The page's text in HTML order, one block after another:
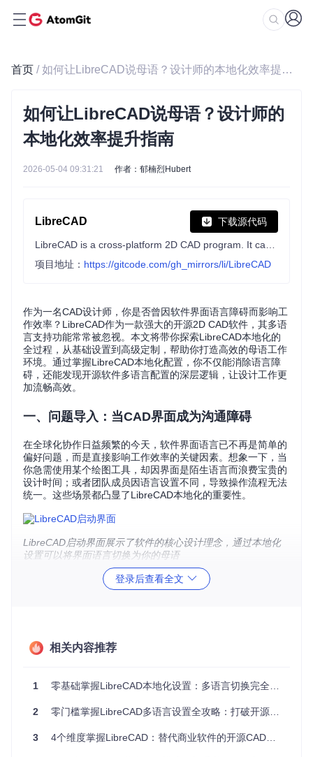
首页 / 如何让LibreCAD说母语？设计师的本地化效率提升指南
如何让LibreCAD说母语？设计师的
本地化效率提升指南
2026-05-04 09:31:21 作者：郁楠烈Hubert
LibreCAD 下载源代码
项目地址： https://gitcode.com/gh_mirrors/li/LibreCAD
作为一名CAD设计师，你是否曾因软件界面语言障碍而影响工
作效率？LibreCAD作为一款强大的开源2D CAD软件，其多语
言支持功能常常被忽视。本文将带你探索LibreCAD本地化的
全过程，从基础设置到高级定制，帮助你打造高效的母语工作
环境。通过掌握LibreCAD本地化配置，你不仅能消除语言障
碍，还能发现开源软件多语言配置的深层逻辑，让设计工作更
加流畅高效。
一、问题导入：当CAD界面成为沟通障碍
在全球化协作日益频繁的今天，软件界面语言已不再是简单的
偏好问题，而是直接影响工作效率的关键因素。想象一下，当
你急需使用某个绘图工具，却因界面是陌生语言而浪费宝贵的
设计时间；或者团队成员因语言设置不同，导致操作流程无法
统一。这些场景都凸显了LibreCAD本地化的重要性。
LibreCAD启动界面展示了软件的核心设计理念，通过本地化
设置可以将界面语言切换为你的母语
本地化困境的三个维度
：陌生语言导致的操作延迟，平均每位设计师每
协作障碍：团队成员使用不同语言界面时，沟通成本显著
你花费的时间和操作步骤。这个小测试将帮助你体会语言
障碍对工作效率的实际影响。
登录后查看全文
相关内容推荐
1 零基础掌握LibreCAD本地化设置：多语言切换完全指南
2 零门槛掌握LibreCAD多语言设置全攻略：打破开源软件的语言壁垒
3 4个维度掌握LibreCAD：替代商业软件的开源CAD全指南